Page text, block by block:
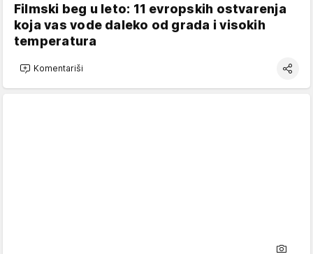
Filmski beg u leto: 11 evropskih ostvarenja
koja vas vode daleko od grada i visokih
temperatura
Komentariši